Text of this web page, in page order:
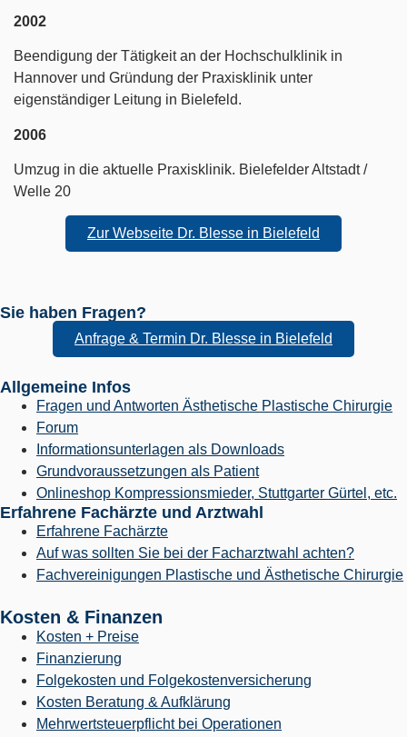
2002
Beendigung der Tätigkeit an der Hochschulklinik in
Hannover und Gründung der Praxisklinik unter
eigenständiger Leitung in Bielefeld.
2006
Umzug in die aktuelle Praxisklinik. Bielefelder Altstadt /
Welle 20
Zur Webseite Dr. Blesse in Bielefeld
Sie haben Fragen?
Anfrage & Termin Dr. Blesse in Bielefeld
Allgemeine Infos
Fragen und Antworten Ästhetische Plastische Chirurgie
Forum
Informationsunterlagen als Downloads
Grundvoraussetzungen als Patient
Onlineshop Kompressionsmieder, Stuttgarter Gürtel, etc.
Erfahrene Fachärzte und Arztwahl
Erfahrene Fachärzte
Auf was sollten Sie bei der Facharztwahl achten?
Fachvereinigungen Plastische und Ästhetische Chirurgie
Kosten & Finanzen
Kosten + Preise
Finanzierung
Folgekosten und Folgekostenversicherung
Kosten Beratung & Aufklärung
Mehrwertsteuerpflicht bei Operationen